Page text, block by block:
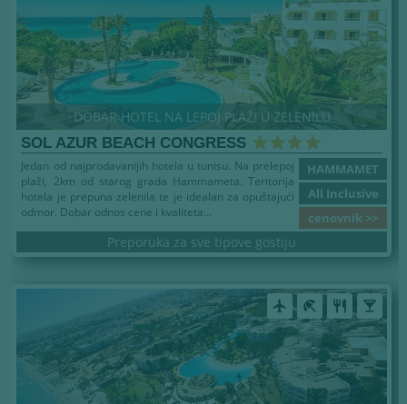
DOBAR HOTEL NA LEPOJ PLAŽI U ZELENILU
SOL AZUR BEACH CONGRESS
HAMMAMET
All Inclusive
cenovnik >>
Jedan od najprodavanijih hotela u tunisu. Na prelepoj
plaži, 2km od starog grada Hammameta. Teritorija
hotela je prepuna zelenila te je idealan za opuštajući
odmor. Dobar odnos cene i kvaliteta...
Preporuka za sve tipove gostiju
airplanemode_active beach_access restaurant local_bar